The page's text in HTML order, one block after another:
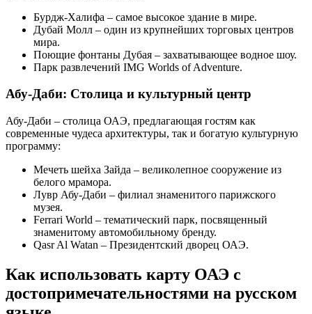
Бурдж-Халифа – самое высокое здание в мире.
Дубай Молл – один из крупнейших торговых центров
мира.
Поющие фонтаны Дубая – захватывающее водное шоу.
Парк развлечений IMG Worlds of Adventure.
Абу-Даби: Столица и культурный центр
Абу-Даби – столица ОАЭ, предлагающая гостям как
современные чудеса архитектуры, так и богатую культурную
программу:
Мечеть шейха Зайда – великолепное сооружение из
белого мрамора.
Лувр Абу-Даби – филиал знаменитого парижского
музея.
Ferrari World – тематический парк, посвященный
знаменитому автомобильному бренду.
Qasr Al Watan ‒ Президентский дворец ОАЭ.
Как использовать карту ОАЭ с
достопримечательностями на русском